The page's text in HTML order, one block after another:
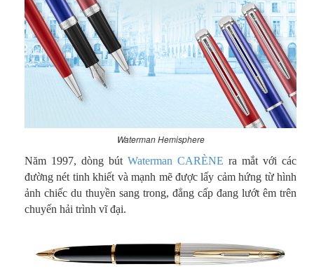
Waterman Hemisphere
Năm 1997, dòng bút Waterman CARÈNE ra mắt với các
đường nét tinh khiết và mạnh mẽ được lấy cảm hứng từ hình
ảnh chiếc du thuyền sang trong, đẳng cấp đang lướt êm trên
chuyến hải trình vĩ đại.